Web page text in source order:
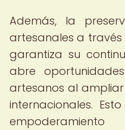
Además, la
artesanales a
garantiza su
abre
artesanos al
internacionales.